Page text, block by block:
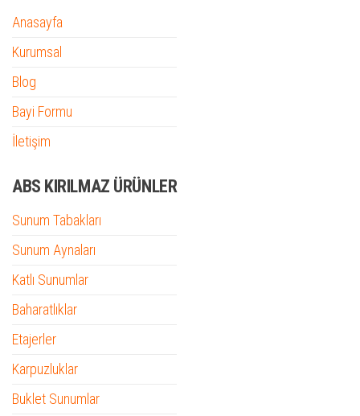
Anasayfa
Kurumsal
Blog
Bayi Formu
İletişim
ABS KIRILMAZ ÜRÜNLER
Sunum Tabakları
Sunum Aynaları
Katlı Sunumlar
Baharatlıklar
Etajerler
Karpuzluklar
Buklet Sunumlar